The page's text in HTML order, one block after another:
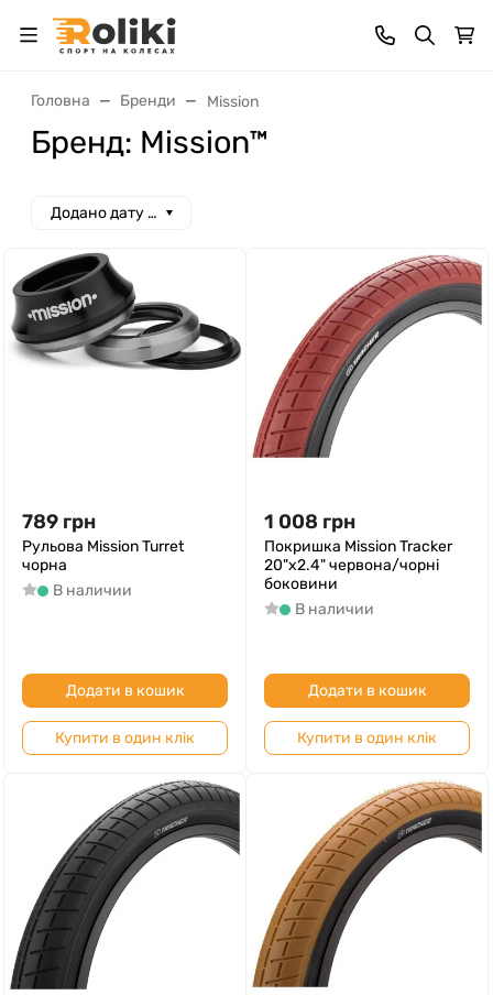
Головна Бренди Mission
Бренд: Mission™
Додано дату спад
789 грн
Рульова Mission Turret
чорна
В наличии
Додати в кошик
Купити в один клік
1 008 грн
Покришка Mission Tracker
20"х2.4" червона/чорні
боковини
В наличии
Додати в кошик
Купити в один клік